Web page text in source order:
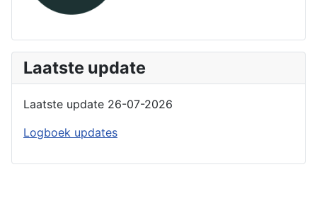
Laatste update
Laatste update 26-07-2026
Logboek updates